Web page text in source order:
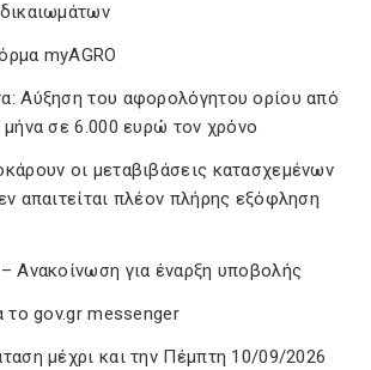
myAGRO
Αύξηση του αφορολόγητου ορίου από
σε 6.000 ευρώ τον χρόνο
οι μεταβιβάσεις κατασχεμένων
απαιτείται πλέον πλήρης εξόφληση
Ανακοίνωση για έναρξη υποβολής
το gov.gr messenger
μέχρι και την Πέμπτη 10/09/2026